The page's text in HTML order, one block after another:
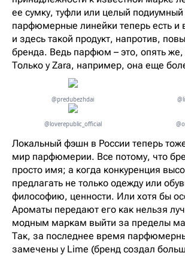
ее сумку, туфли или целый
парфюмерные линейки теперь есть и
и здесь такой продукт, напротив,
бренда. Ведь парфюм – это, опять
Только у Zara, например, она еще
@predubezhdai
@loverepublic_official
Локальный фэшн в России теперь
мир парфюмерии. Все потому, что
просто имя; а когда конкуренция
предлагать не только одежду или
философию, ценности. Или хотя бы
Ароматы передают его как нельзя
модным маркам выйти за пределы
Так, за последнее время
замечены у Lime (бренд создал